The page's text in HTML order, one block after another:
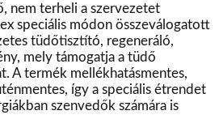
nem terheli a szervezetet
speciális módon összeválogatott
tüdőtisztító, regeneráló,
mely támogatja a tüdő
A termék mellékhatásmentes,
így a speciális étrendet
szenvedők számára is